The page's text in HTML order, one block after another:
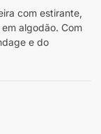
com estirante,
algodão. Com
e do